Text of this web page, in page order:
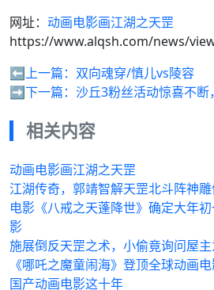
网址： 动画电影画江湖之天罡
https://www.alqsh.com/news/
⬅️上一篇： 双向魂穿/慎儿vs陵容
➡️下一篇： 沙丘3粉丝活动惊喜不断
相关内容
动画电影画江湖之天罡
江湖传奇，郭靖智解天罡北斗阵神
电影《八戒之天蓬降世》确定大年
影
施展倒反天罡之术，小偷竟询问屋
《哪吒之魔童闹海》登顶全球动画
国产动画电影这十年